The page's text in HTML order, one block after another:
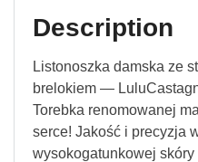
Description
Listonoszka damska ze
brelokiem —
Torebka renomowanej
serce! Jakość i precyzja
wysokogatunkowej